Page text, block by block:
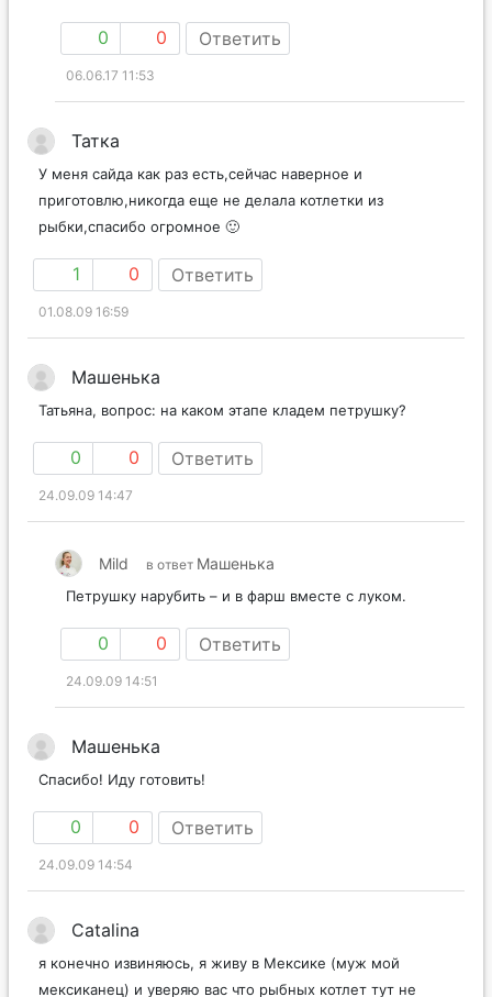
0 0 Ответить
06.06.17 11:53
Татка
У меня сайда как раз есть,сейчас наверное и
приготовлю,никогда еще не делала котлетки из
рыбки,спасибо огромное 🙂
1 0 Ответить
01.08.09 16:59
Машенька
Татьяна, вопрос: на каком этапе кладем петрушку?
0 0 Ответить
24.09.09 14:47
Mild в ответ Машенька
Петрушку нарубить – и в фарш вместе с луком.
0 0 Ответить
24.09.09 14:51
Машенька
Спасибо! Иду готовить!
0 0 Ответить
24.09.09 14:54
Catalina
я конечно извиняюсь, я живу в Мексике (муж мой
мексиканец) и уверяю вас что рыбных котлет тут не